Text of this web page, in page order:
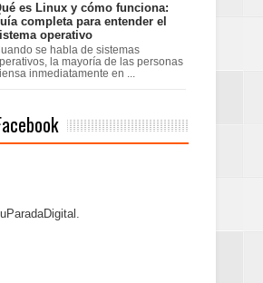
es Linux y cómo funciona:
completa para entender el
operativo
se habla de sistemas
la mayoría de las personas
inmediatamente en ...